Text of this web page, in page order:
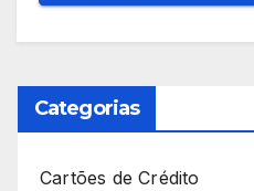
Categorias
Cartões de Crédito